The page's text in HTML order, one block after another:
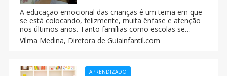
A educação emocional das crianças é um tema em que
se está colocando, felizmente, muita ênfase e atenção
nos últimos anos. Tanto famílias como escolas se
preocupam e se interessam em como educar as
emoções e os sentimentos dos seus filhos ou alunos e,
oportunidades de êxito pessoal, social e acadêmico.
Vilma Medina, Diretora de Guiainfantil.com
APRENDIZADO